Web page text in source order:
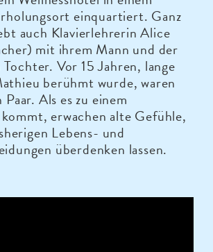
einquartiert. Ganz
auch Klavierlehrerin Alice
mit ihrem Mann und der
Vor 15 Jahren, lange
berühmt wurde, waren
Als es zu einem
erwachen alte Gefühle,
Lebens- und
überdenken lassen.